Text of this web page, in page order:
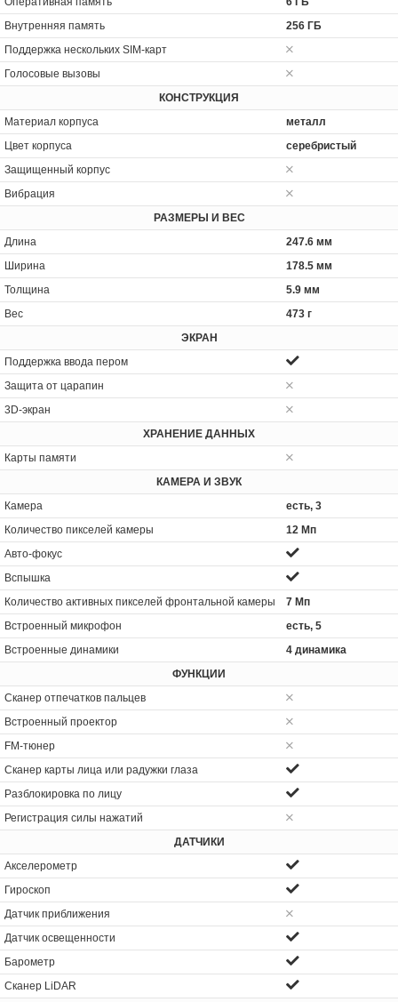
Внутренняя память
256 ГБ
Поддержка нескольких SIM-карт
Голосовые вызовы
КОНСТРУКЦИЯ
Материал корпуса
металл
Цвет корпуса
серебристый
Защищенный корпус
Вибрация
РАЗМЕРЫ И ВЕС
Длина
247.6 мм
Ширина
178.5 мм
Толщина
5.9 мм
Вес
473 г
ЭКРАН
Поддержка ввода пером
Защита от царапин
3D-экран
ХРАНЕНИЕ ДАННЫХ
Карты памяти
КАМЕРА И ЗВУК
Камера
есть, 3
Количество пикселей камеры
12 Мп
Авто-фокус
Вспышка
Количество активных пикселей фронтальной камеры
7 Мп
Встроенный микрофон
есть, 5
Встроенные динамики
4 динамика
ФУНКЦИИ
Сканер отпечатков пальцев
Встроенный проектор
FM-тюнер
Сканер карты лица или радужки глаза
Разблокировка по лицу
Регистрация силы нажатий
ДАТЧИКИ
Акселерометр
Гироскоп
Датчик приближения
Датчик освещенности
Барометр
Сканер LiDAR